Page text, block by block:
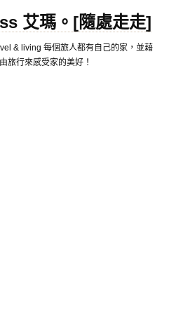
艾瑪。[隨處走走]
& living 每個旅人都有自己的家，並藉
由旅行來感受家的美好！